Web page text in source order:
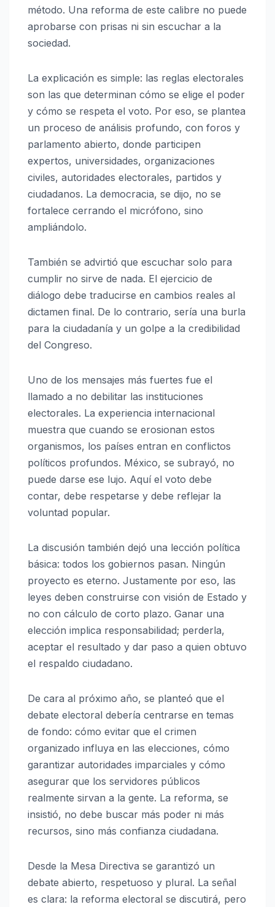
método. Una reforma de este calibre no puede
aprobarse con prisas ni sin escuchar a la
sociedad.
La explicación es simple: las reglas electorales
son las que determinan cómo se elige el poder
y cómo se respeta el voto. Por eso, se plantea
un proceso de análisis profundo, con foros y
parlamento abierto, donde participen
expertos, universidades, organizaciones
civiles, autoridades electorales, partidos y
ciudadanos. La democracia, se dijo, no se
fortalece cerrando el micrófono, sino
ampliándolo.
También se advirtió que escuchar solo para
cumplir no sirve de nada. El ejercicio de
diálogo debe traducirse en cambios reales al
dictamen final. De lo contrario, sería una burla
para la ciudadanía y un golpe a la credibilidad
del Congreso.
Uno de los mensajes más fuertes fue el
llamado a no debilitar las instituciones
electorales. La experiencia internacional
muestra que cuando se erosionan estos
organismos, los países entran en conflictos
políticos profundos. México, se subrayó, no
puede darse ese lujo. Aquí el voto debe
contar, debe respetarse y debe reflejar la
voluntad popular.
La discusión también dejó una lección política
básica: todos los gobiernos pasan. Ningún
proyecto es eterno. Justamente por eso, las
leyes deben construirse con visión de Estado y
no con cálculo de corto plazo. Ganar una
elección implica responsabilidad; perderla,
aceptar el resultado y dar paso a quien obtuvo
el respaldo ciudadano.
De cara al próximo año, se planteó que el
debate electoral debería centrarse en temas
de fondo: cómo evitar que el crimen
organizado influya en las elecciones, cómo
garantizar autoridades imparciales y cómo
asegurar que los servidores públicos
realmente sirvan a la gente. La reforma, se
insistió, no debe buscar más poder ni más
recursos, sino más confianza ciudadana.
Desde la Mesa Directiva se garantizó un
debate abierto, respetuoso y plural. La señal
es clara: la reforma electoral se discutirá, pero